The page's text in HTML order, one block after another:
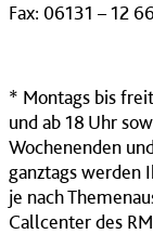
Fax: 06131 – 12
* Montags bis
und ab 18 Uhr
Wochenenden
ganztags werden
je nach
Callcenter des